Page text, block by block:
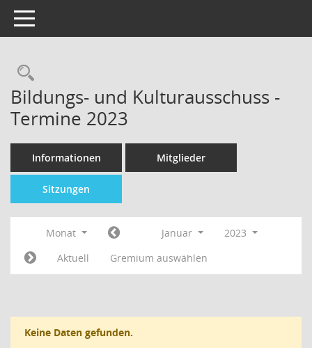
Toggle navigation
Bildungs- und Kulturausschuss -
Termine 2023
Informationen Mitglieder
Sitzungen
Monat Januar
2023
Aktuell
Gremium auswählen
Keine Daten gefunden.